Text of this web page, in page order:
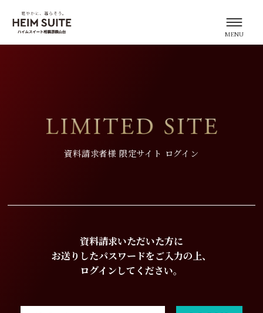
資料請求者様 限定サイト ログイン
資料請求いただいた方に
お送りしたパスワードをご入力の上、
ログインしてください。